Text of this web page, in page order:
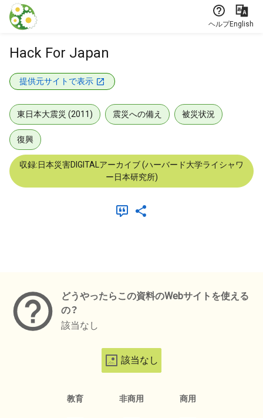
本文に飛ぶ
ヘルプEnglish
Hack For Japan
提供元サイトで表示
東日本大震災 (2011) 震災への備え 被災状況
復興
収録:日本災害DIGITALアーカイブ (ハーバード大学ライシャワ
ー日本研究所)
どうやったらこの資料のWebサイトを使える
の？
該当なし
該当なし
教育 非商用 商用